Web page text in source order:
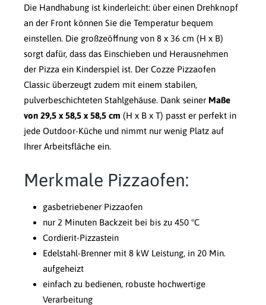
Die Handhabung ist kinderleicht: über einen Drehknopf
an der Front können Sie die Temperatur bequem
einstellen. Die großzeöffnung von 8 x 36 cm (H x B)
sorgt dafür, dass das Einschieben und Herausnehmen
der Pizza ein Kinderspiel ist. Der Cozze Pizzaofen
Classic überzeugt zudem mit einem stabilen,
pulverbeschichteten Stahlgehäuse. Dank seiner Maße
von 29,5 x 58,5 x 58,5 cm (H x B x T) passt er perfekt in
jede Outdoor-Küche und nimmt nur wenig Platz auf
Ihrer Arbeitsfläche ein.
Merkmale Pizzaofen:
gasbetriebener Pizzaofen
nur 2 Minuten Backzeit bei bis zu 450 °C
Cordierit-Pizzastein
Edelstahl-Brenner mit 8 kW Leistung, in 20 Min.
aufgeheizt
einfach zu bedienen, robuste hochwertige
Verarbeitung